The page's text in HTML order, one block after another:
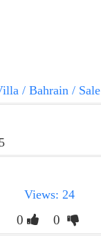
/ Bahrain / Sale
Views: 24
0 0